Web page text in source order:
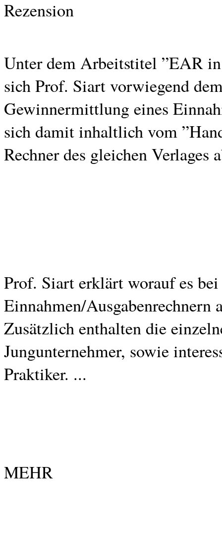
Rezension
Unter dem Arbeitstitel ”EAR
sich Prof. Siart vorwiegend
Gewinnermittlung eines
sich damit inhaltlich vom
Rechner des gleichen Verlages
Prof. Siart erklärt worauf es
Einnahmen/Ausgabenrechnern
Zusätzlich enthalten die
Jungunternehmer, sowie
Praktiker. ...
MEHR